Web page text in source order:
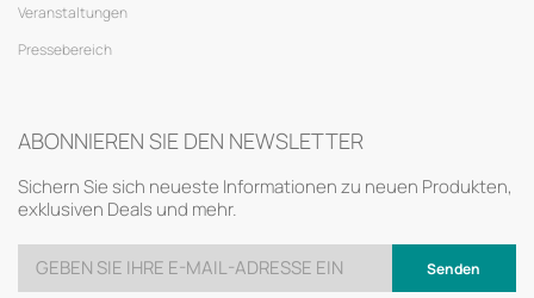
Veranstaltungen
Pressebereich
ABONNIEREN SIE DEN NEWSLETTER
Sichern Sie sich neueste Informationen zu neuen Produkten,
exklusiven Deals und mehr.
Senden